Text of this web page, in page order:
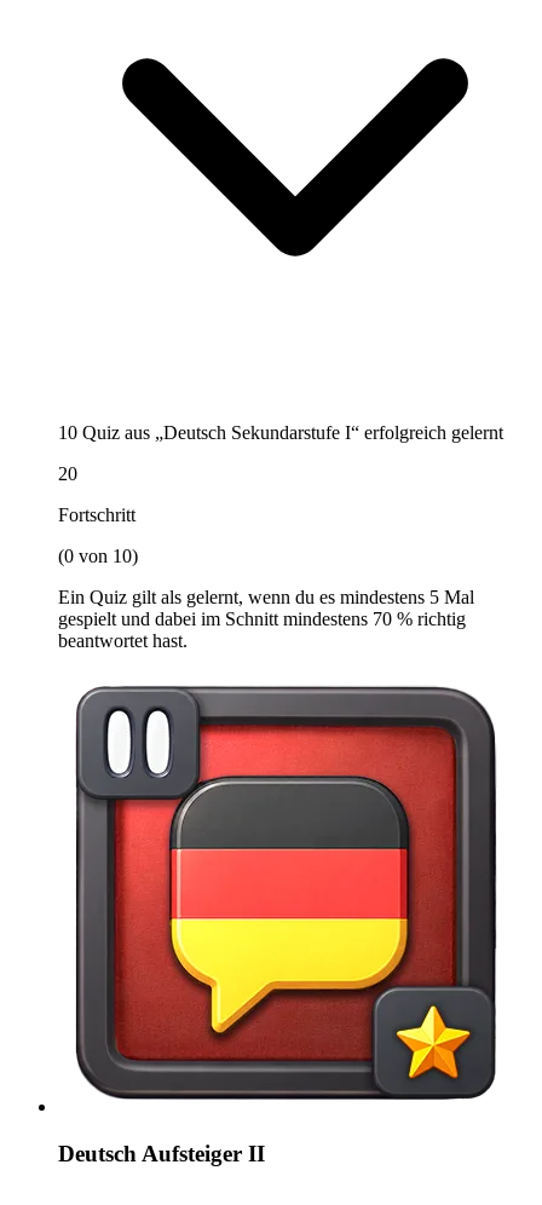
10 Quiz aus „Deutsch Sekundarstufe I“ erfolgreich gelernt
20
Fortschritt
(0 von 10)
Ein Quiz gilt als gelernt, wenn du es mindestens 5 Mal
gespielt und dabei im Schnitt mindestens 70 % richtig
beantwortet hast.
Deutsch Aufsteiger II